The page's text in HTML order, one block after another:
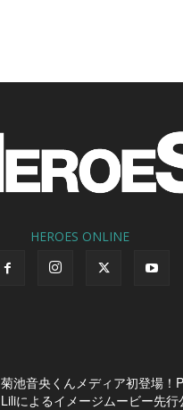
HEROES ONLINE
菊池音央くんメディア初登場！
Liliによるイメージムービー先行